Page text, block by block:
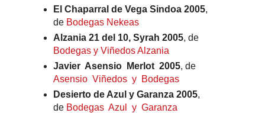
El Chaparral de Vega Sindoa 2005,
de Bodegas Nekeas
Alzania 21 del 10, Syrah 2005, de
Bodegas y Viñedos Alzania
Javier Asensio Merlot 2005, de
Asensio Viñedos y Bodegas
Desierto de Azul y Garanza 2005,
de Bodegas Azul y Garanza